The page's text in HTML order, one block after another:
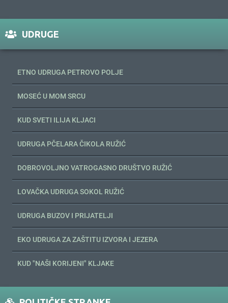
UDRUGE
ETNO UDRUGA PETROVO POLJE
MOSEĆ U MOM SRCU
KUD SVETI ILIJA KLJACI
UDRUGA PČELARA ČIKOLA RUŽIĆ
DOBROVOLJNO VATROGASNO DRUŠTVO RUŽIĆ
LOVAČKA UDRUGA SOKOL RUŽIĆ
UDRUGA BUZOV I PRIJATELJI
EKO UDRUGA ZA ZAŠTITU IZVORA I JEZERA
KUD "NAŠI KORIJENI" KLJAKE